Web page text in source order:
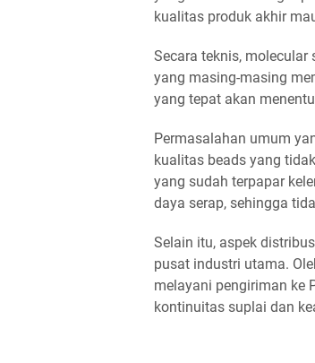
kualitas produk akhir
Secara teknis, molecular
yang masing-masing
yang tepat akan
Permasalahan umum
kualitas beads yang
yang sudah terpapar
daya serap, sehingga
Selain itu, aspek
pusat industri utama.
melayani pengiriman ke
kontinuitas suplai dan